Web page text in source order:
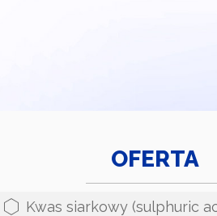
OFERTA
Kwas siarkowy (sulphuric